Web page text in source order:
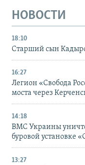
НОВОСТИ
18:10
Старший сын
16:27
Легион «Свобода
моста через
14:18
ВМС Украины
буровой установке
13:27